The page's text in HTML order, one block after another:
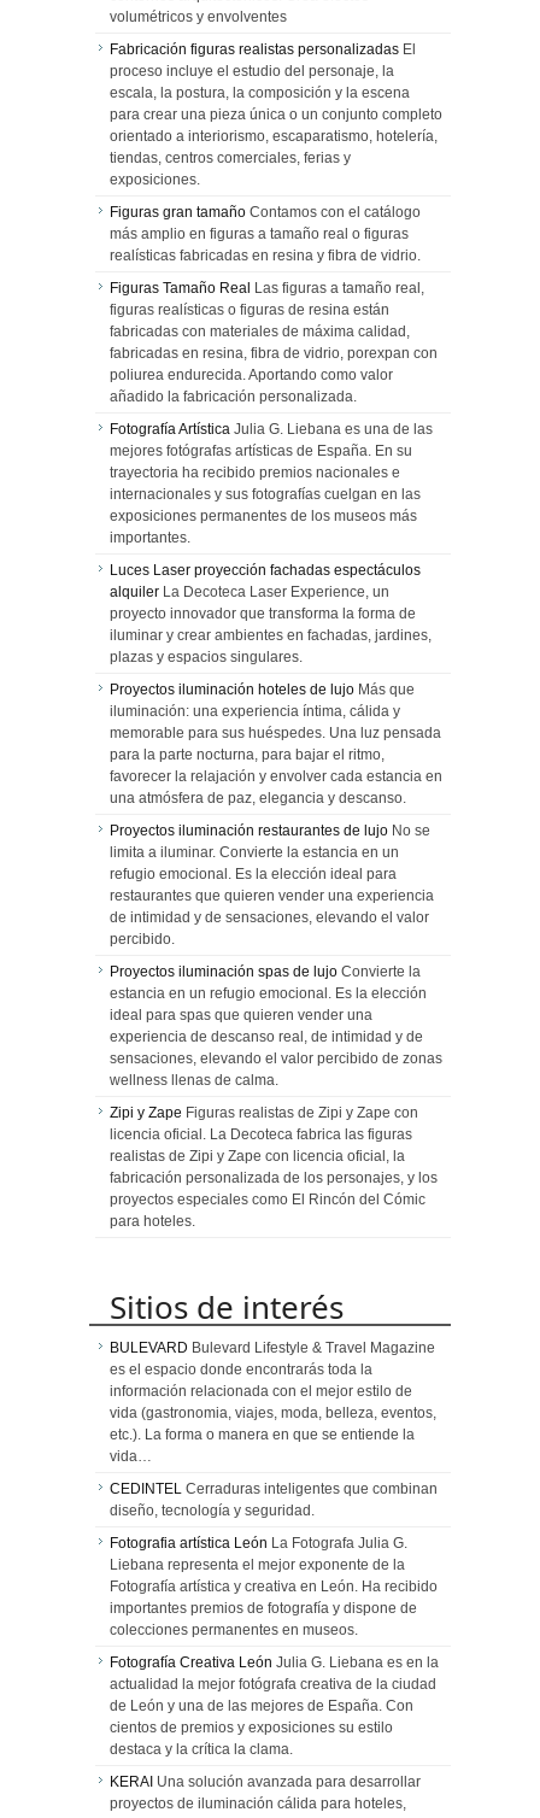
volumétricos y envolventes
Fabricación figuras realistas personalizadas El
proceso incluye el estudio del personaje, la
escala, la postura, la composición y la escena
para crear una pieza única o un conjunto completo
orientado a interiorismo, escaparatismo, hotelería,
tiendas, centros comerciales, ferias y
exposiciones.
Figuras gran tamaño Contamos con el catálogo
más amplio en figuras a tamaño real o figuras
realísticas fabricadas en resina y fibra de vidrio.
Figuras Tamaño Real Las figuras a tamaño real,
figuras realísticas o figuras de resina están
fabricadas con materiales de máxima calidad,
fabricadas en resina, fibra de vidrio, porexpan con
poliurea endurecida. Aportando como valor
añadido la fabricación personalizada.
Fotografía Artística Julia G. Liebana es una de las
mejores fotógrafas artísticas de España. En su
trayectoria ha recibido premios nacionales e
internacionales y sus fotografías cuelgan en las
exposiciones permanentes de los museos más
importantes.
Luces Laser proyección fachadas espectáculos
alquiler La Decoteca Laser Experience, un
proyecto innovador que transforma la forma de
iluminar y crear ambientes en fachadas, jardines,
plazas y espacios singulares.
Proyectos iluminación hoteles de lujo Más que
iluminación: una experiencia íntima, cálida y
memorable para sus huéspedes. Una luz pensada
para la parte nocturna, para bajar el ritmo,
favorecer la relajación y envolver cada estancia en
una atmósfera de paz, elegancia y descanso.
Proyectos iluminación restaurantes de lujo No se
limita a iluminar. Convierte la estancia en un
refugio emocional. Es la elección ideal para
restaurantes que quieren vender una experiencia
de intimidad y de sensaciones, elevando el valor
percibido.
Proyectos iluminación spas de lujo Convierte la
estancia en un refugio emocional. Es la elección
ideal para spas que quieren vender una
experiencia de descanso real, de intimidad y de
sensaciones, elevando el valor percibido de zonas
wellness llenas de calma.
Zipi y Zape Figuras realistas de Zipi y Zape con
licencia oficial. La Decoteca fabrica las figuras
realistas de Zipi y Zape con licencia oficial, la
fabricación personalizada de los personajes, y los
proyectos especiales como El Rincón del Cómic
para hoteles.
Sitios de interés
BULEVARD Bulevard Lifestyle & Travel Magazine
es el espacio donde encontrarás toda la
información relacionada con el mejor estilo de
vida (gastronomia, viajes, moda, belleza, eventos,
etc.). La forma o manera en que se entiende la
vida…
CEDINTEL Cerraduras inteligentes que combinan
diseño, tecnología y seguridad.
Fotografia artística León La Fotografa Julia G.
Liebana representa el mejor exponente de la
Fotografía artística y creativa en León. Ha recibido
importantes premios de fotografía y dispone de
colecciones permanentes en museos.
Fotografía Creativa León Julia G. Liebana es en la
actualidad la mejor fotógrafa creativa de la ciudad
de León y una de las mejores de España. Con
cientos de premios y exposiciones su estilo
destaca y la crítica la clama.
KERAI Una solución avanzada para desarrollar
proyectos de iluminación cálida para hoteles,